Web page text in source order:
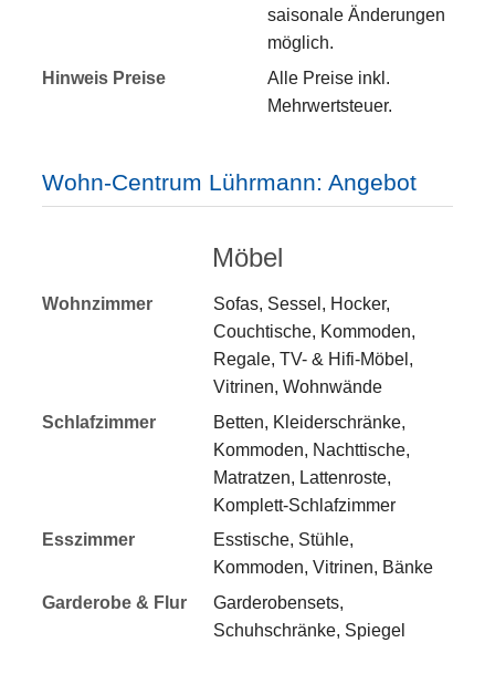
saisonale Änderungen
möglich.
Hinweis Preise
Alle Preise inkl.
Mehrwertsteuer.
Wohn-Centrum Lührmann: Angebot
Möbel
Wohnzimmer
Sofas, Sessel, Hocker,
Couchtische, Kommoden,
Regale, TV- & Hifi-Möbel,
Vitrinen, Wohnwände
Schlafzimmer
Betten, Kleiderschränke,
Kommoden, Nachttische,
Matratzen, Lattenroste,
Komplett-Schlafzimmer
Esszimmer
Esstische, Stühle,
Kommoden, Vitrinen, Bänke
Garderobe & Flur
Garderobensets,
Schuhschränke, Spiegel